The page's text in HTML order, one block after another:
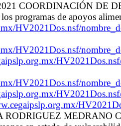
COORDINACIÓN DE
programas de apoyos
HV2021Dos.nsf/
HV2021Dos.nsf/
HV2021Dos.nsf/
MEDRANO